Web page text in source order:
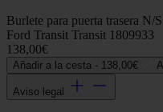
Burlete para puerta trasera N/
Ford Transit Transit 1809933
138,00€
Añadir a la cesta - 138,00€
Aviso legal